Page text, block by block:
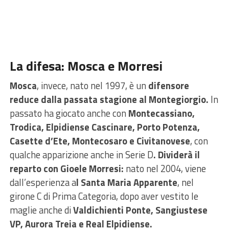
La difesa: Mosca e Morresi
Mosca, invece, nato nel 1997, è un difensore
reduce dalla passata stagione al Montegiorgio. In
passato ha giocato anche con Montecassiano,
Trodica, Elpidiense Cascinare, Porto Potenza,
Casette d’Ete, Montecosaro e Civitanovese, con
qualche apparizione anche in Serie D. Dividerà il
reparto con Gioele Morresi: nato nel 2004, viene
dall’esperienza al Santa Maria Apparente, nel
girone C di Prima Categoria, dopo aver vestito le
maglie anche diValdichienti Ponte, Sangiustese
VP, Aurora Treia e Real Elpidiense.